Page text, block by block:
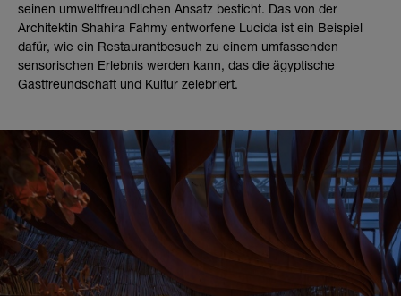
seinen umweltfreundlichen Ansatz besticht. Das von der
Architektin Shahira Fahmy entworfene Lucida ist ein Beispiel
dafür, wie ein Restaurantbesuch zu einem umfassenden
sensorischen Erlebnis werden kann, das die ägyptische
Gastfreundschaft und Kultur zelebriert.